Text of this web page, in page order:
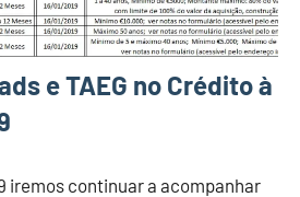
e TAEG no Crédito à
iremos continuar a acompanhar